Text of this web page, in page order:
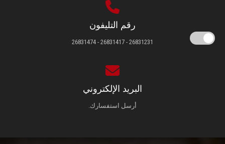
رقم التليفون
26831231 - 26831417 - 26831474
البريد الإلكتروني
أرسل استفسارك.